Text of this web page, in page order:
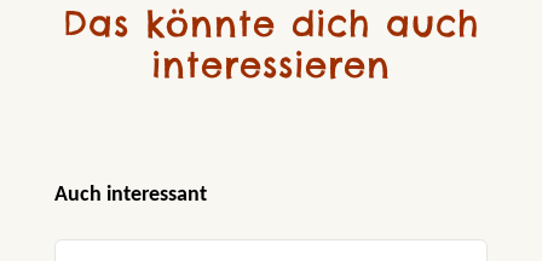
Das könnte dich auch
interessieren
Produktgalerie überspringen
Auch interessant